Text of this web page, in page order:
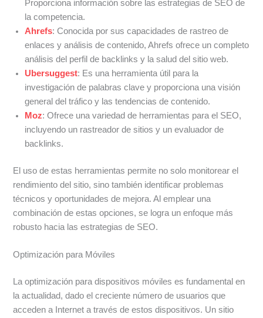
Proporciona información sobre las estrategias de SEO de
la competencia.
Ahrefs: Conocida por sus capacidades de rastreo de
enlaces y análisis de contenido, Ahrefs ofrece un completo
análisis del perfil de backlinks y la salud del sitio web.
Ubersuggest: Es una herramienta útil para la
investigación de palabras clave y proporciona una visión
general del tráfico y las tendencias de contenido.
Moz: Ofrece una variedad de herramientas para el SEO,
incluyendo un rastreador de sitios y un evaluador de
backlinks.
El uso de estas herramientas permite no solo monitorear el
rendimiento del sitio, sino también identificar problemas
técnicos y oportunidades de mejora. Al emplear una
combinación de estas opciones, se logra un enfoque más
robusto hacia las estrategias de SEO.
Optimización para Móviles
La optimización para dispositivos móviles es fundamental en
la actualidad, dado el creciente número de usuarios que
acceden a Internet a través de estos dispositivos. Un sitio